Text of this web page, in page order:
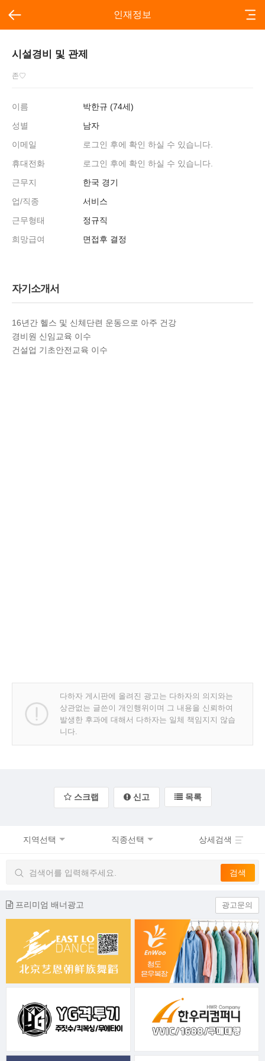
인재정보
시설경비 및 관제
존♡
이름
박한규 (74세)
성별
남자
이메일
로그인 후에 확인 하실 수 있습니다.
휴대전화
로그인 후에 확인 하실 수 있습니다.
근무지
한국 경기
업/직종
서비스
근무형태
정규직
희망급여
면접후 결정
자기소개서
16년간 헬스 및 신체단련 운동으로 아주 건강
경비원 신임교육 이수
건설업 기초안전교육 이수
다하자 게시판에 올려진 광고는 다하자의 의지와는
상관없는 글쓴이 개인행위이며 그 내용을 신뢰하여
발생한 후과에 대해서 다하자는 일체 책임지지 않습
니다.
스크랩 신고 목록
지역선택 직종선택 상세검색
프리미엄 배너광고 광고문의